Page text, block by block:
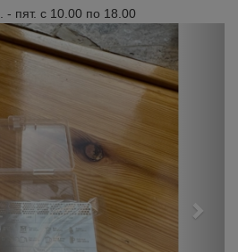
пят. с 10.00 по 18.00